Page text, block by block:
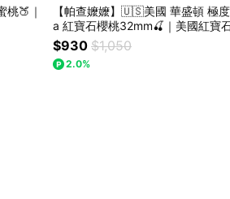
🍑｜
【帕查嬤嬤】🇺🇸美國 華盛頓 極
a 紅寶石櫻桃32mm🍒｜美國紅寶
$930 $1,050
2.0%